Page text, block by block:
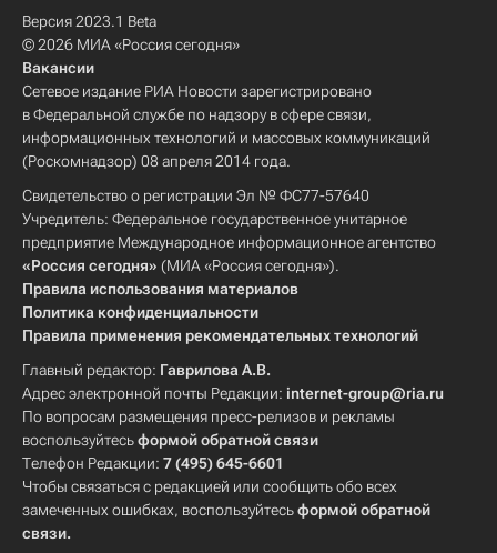
Версия 2023.1 Beta
© 2026 МИА «Россия сегодня»
Вакансии
Сетевое издание РИА Новости зарегистрировано
в Федеральной службе по надзору в сфере связи,
информационных технологий и массовых коммуникаций
(Роскомнадзор) 08 апреля 2014 года.
Свидетельство о регистрации Эл № ФС77-57640
Учредитель: Федеральное государственное унитарное
предприятие Международное информационное агентство
«Россия сегодня» (МИА «Россия сегодня»).
Правила использования материалов
Политика конфиденциальности
Правила применения рекомендательных технологий
Главный редактор: Гаврилова А.В.
Адрес электронной почты Редакции: internet-group@ria.ru
По вопросам размещения пресс-релизов и рекламы
воспользуйтесьформой обратной связи
Телефон Редакции: 7 (495) 645-6601
Чтобы связаться с редакцией или сообщить обо всех
замеченных ошибках, воспользуйтесьформой обратной
связи.